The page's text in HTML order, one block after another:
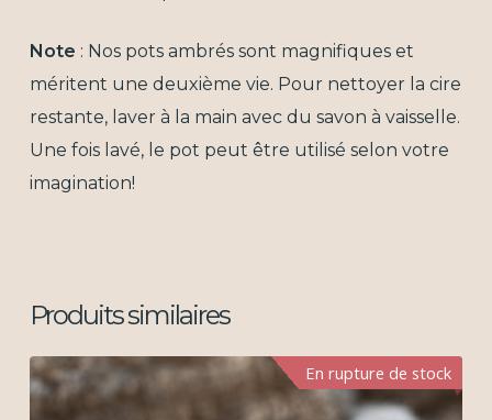
Note : Nos pots ambrés sont magnifiques et
méritent une deuxième vie. Pour nettoyer la cire
restante, laver à la main avec du savon à vaisselle.
Une fois lavé, le pot peut être utilisé selon votre
imagination!
Produits similaires
En rupture de stock